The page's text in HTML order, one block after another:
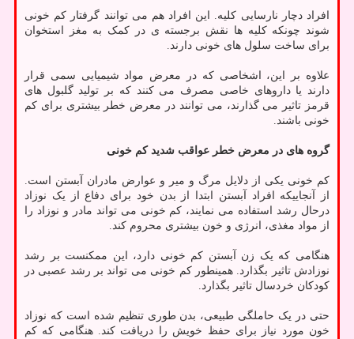
افراد دچار نارسایی کلیه. این افراد هم می توانند گرفتار کم خونی
شوند چونکه کلیه ها نقش برجسته ی در کمک به مغز استخوان
برای ساخت سلول های خونی دارند.
علاوه بر این، اشخاصی که در معرض مواد شیمیایی سمی قرار
دارند یا داروهای خاصی مصرف می کنند که بر تولید گلبول های
قرمز تاثیر می گذارند، می توانند در معرض خطر بیشتری برای کم
خونی باشند.
گروه های در معرض خطر عواقب شدید کم خونی
کم خونی یکی از دلایل مرگ و میر و عوارض مادران آبستن است.
از آنجاییکه افراد آبستن ابتدا از بدن خود برای دفاع از یک نوزاد
درحال رشد استفاده می نمایند، کم خونی می تواند مادر و نوزاد را
از مواد مغذی، انرژی و خون بیشتری محروم کند.
هنگامی که یک زن آبستن کم خونی دارد، این ممکنست بر رشد
نوزادش تاثیر بگذارد. همینطور کم خونی می تواند بر رشد عصبی در
کودکان خردسال تاثیر بگذارد.
حتی در یک حاملگی طبیعی، بدن طوری تنظیم شده است که نوزاد
خون مورد نیاز برای حفظ خویش را دریافت کند. هنگامی که کم